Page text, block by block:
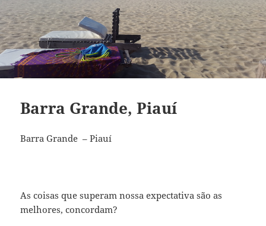
Barra Grande, Piauí
Barra Grande – Piauí
As coisas que superam nossa expectativa são as
melhores, concordam?